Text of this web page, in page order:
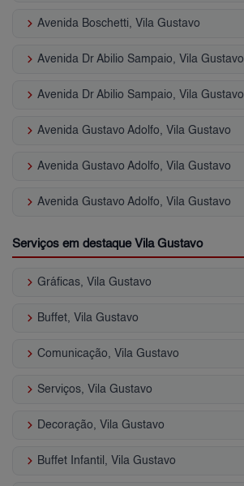
keyboard_arrow_right Avenida Boschetti, Vila Gustavo
keyboard_arrow_right Avenida Dr Abilio Sampaio, Vila Gustavo
keyboard_arrow_right Avenida Dr Abilio Sampaio, Vila Gustavo
keyboard_arrow_right Avenida Gustavo Adolfo, Vila Gustavo
keyboard_arrow_right Avenida Gustavo Adolfo, Vila Gustavo
keyboard_arrow_right Avenida Gustavo Adolfo, Vila Gustavo
Serviços em destaque Vila Gustavo
keyboard_arrow_right Gráficas, Vila Gustavo
keyboard_arrow_right Buffet, Vila Gustavo
keyboard_arrow_right Comunicação, Vila Gustavo
keyboard_arrow_right Serviços, Vila Gustavo
keyboard_arrow_right Decoração, Vila Gustavo
keyboard_arrow_right Buffet Infantil, Vila Gustavo